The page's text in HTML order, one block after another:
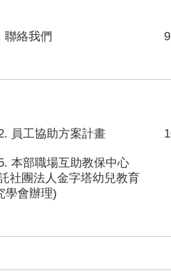
聯絡我們
員工協助方案計畫
本部職場互助教保中心
社團法人金字塔幼兒教育
學會辦理)